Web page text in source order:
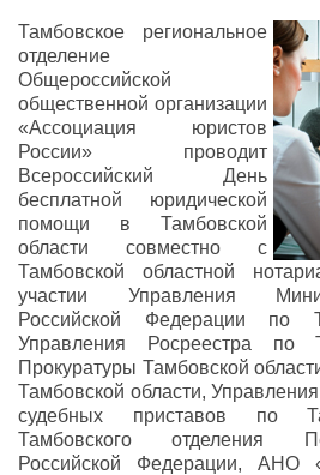
Тамбовское региональное
отделение
Общероссийской
общественной организации
«Ассоциация юристов
России» проводит
Всероссийский День
бесплатной юридической
помощи в Тамбовской
области совместно с
Тамбовской областной
участии Управления
Российской Федерации по
Управления Росреестра по
Прокуратуры Тамбовской
Тамбовской области,
судебных приставов по
Тамбовского отделения
Российской Федерации, АНО